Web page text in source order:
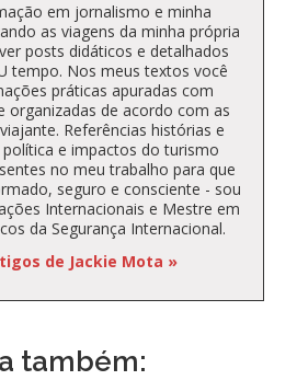
em jornalismo e minha
as viagens da minha própria
posts didáticos e detalhados
tempo. Nos meus textos você
práticas apuradas com
organizadas de acordo com as
Referências histórias e
e impactos do turismo
no meu trabalho para que
seguro e consciente - sou
Internacionais e Mestre em
da Segurança Internacional.
de Jackie Mota »
também: